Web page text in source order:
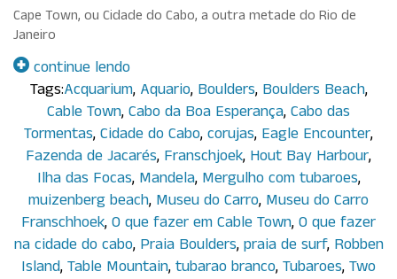
Cape Town, ou Cidade do Cabo, a outra metade do Rio de
Janeiro
continue lendo
Tags:Acquarium, Aquario, Boulders, Boulders Beach,
Cable Town, Cabo da Boa Esperança, Cabo das
Tormentas, Cidade do Cabo, corujas, Eagle Encounter,
Fazenda de Jacarés, Franschjoek, Hout Bay Harbour,
Ilha das Focas, Mandela, Mergulho com tubaroes,
muizenberg beach, Museu do Carro, Museu do Carro
Franschhoek, O que fazer em Cable Town, O que fazer
na cidade do cabo, Praia Boulders, praia de surf, Robben
Island, Table Mountain, tubarao branco, Tubaroes, Two